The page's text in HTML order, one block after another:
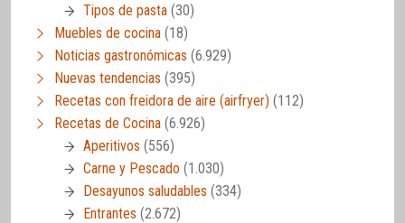
Tipos de pasta (30)
Muebles de cocina (18)
Noticias gastronómicas (6.929)
Nuevas tendencias (395)
Recetas con freidora de aire (airfryer) (112)
Recetas de Cocina (6.926)
Aperitivos (556)
Carne y Pescado (1.030)
Desayunos saludables (334)
Entrantes (2.672)